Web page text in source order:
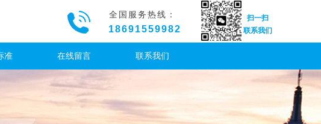
全国服务热线：
扫一扫
联系我们
18691559982
准 在线留言 联系我们